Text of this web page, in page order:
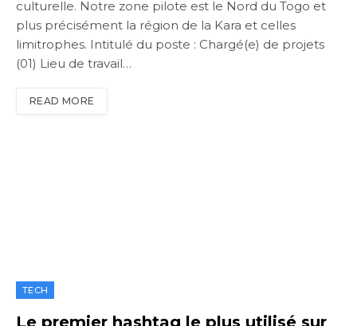
culturelle. Notre zone pilote est le Nord du Togo et
plus précisément la région de la Kara et celles
limitrophes. Intitulé du poste : Chargé(e) de projets
(01) Lieu de travail…
READ MORE
TECH